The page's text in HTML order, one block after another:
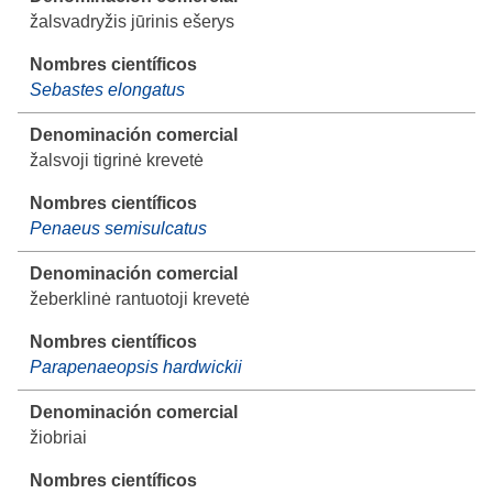
žalsvadryžis jūrinis ešerys
Sebastes elongatus
žalsvoji tigrinė krevetė
Penaeus semisulcatus
žeberklinė rantuotoji krevetė
Parapenaeopsis hardwickii
žiobriai